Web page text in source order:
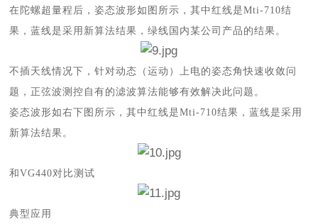
在陀螺超量程后，姿态波形如图所示，其中红线是Mti-710结
果，蓝线是采用新算法结果，绿线国内某公司产品的结果。
不插天线情况下，针对动态（运动）上电的姿态角快速收敛问
题，正弦波测控自有的滤波算法能够有效解决此问题。
姿态波形如右下图所示，其中红线是Mti-710结果，蓝线是采用
新算法结果。
和VG440对比测试
典型应用